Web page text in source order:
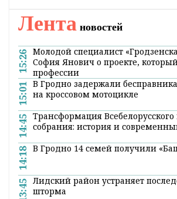
Главная Новости В мире
Латвия может запретить
автобусные рейсы в
Россию
19:20 13 мая 2026
Минсообщения Латвии
регулярное автобусное
странами с повышенным
латышей столкнуться «с
влияния и вербовки».